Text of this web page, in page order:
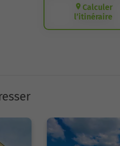
Calculer
l’itinéraire